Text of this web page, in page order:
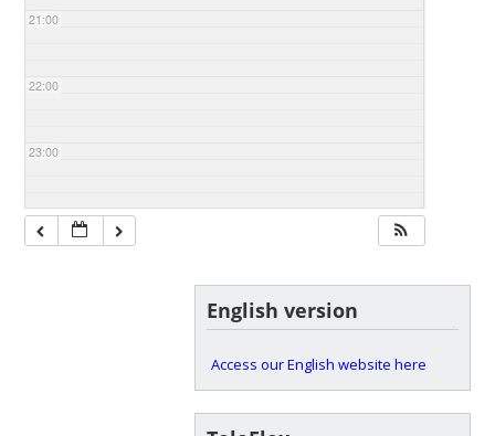
21:00
22:00
23:00
English version
Access our English website here